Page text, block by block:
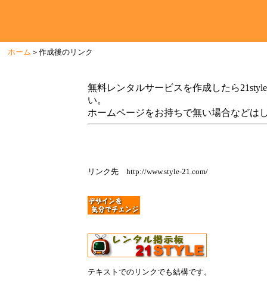
ホーム ＞作成後のリンク
無料レンタルサービスを作成したら
い。
ホームページをお持ちで無い場合などは
リンク先 http://www.style-21.com/
テキストでのリンクでも結構です。